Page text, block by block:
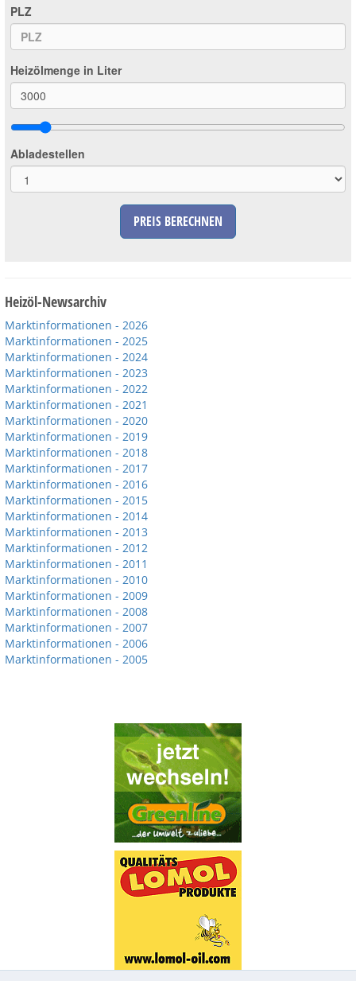
PLZ
Heizölmenge in Liter
Abladestellen
PREIS BERECHNEN
Heizöl-Newsarchiv
Marktinformationen - 2026
Marktinformationen - 2025
Marktinformationen - 2024
Marktinformationen - 2023
Marktinformationen - 2022
Marktinformationen - 2021
Marktinformationen - 2020
Marktinformationen - 2019
Marktinformationen - 2018
Marktinformationen - 2017
Marktinformationen - 2016
Marktinformationen - 2015
Marktinformationen - 2014
Marktinformationen - 2013
Marktinformationen - 2012
Marktinformationen - 2011
Marktinformationen - 2010
Marktinformationen - 2009
Marktinformationen - 2008
Marktinformationen - 2007
Marktinformationen - 2006
Marktinformationen - 2005